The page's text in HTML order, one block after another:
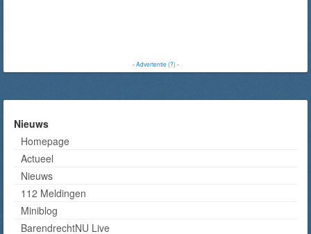
-Advertentie (?)-
Nieuws
Homepage
Actueel
Nieuws
112 Meldingen
Miniblog
BarendrechtNU Live